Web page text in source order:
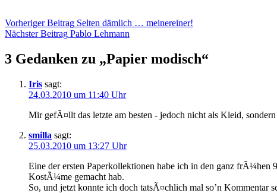
Beitragsnavigation
Vorheriger Beitrag Selten dämlich … meinereiner!
Nächster Beitrag Pablo Lehmann
3 Gedanken zu „Papier modisch“
Iris sagt:
24.03.2010 um 11:40 Uhr
Mir gefÃ¤llt das letzte am besten - jedoch nicht als Kleid,
smilla sagt:
25.03.2010 um 13:27 Uhr
Eine der ersten Paperkollektionen habe ich in den ganz
KostÃ¼me gemacht hab.
So, und jetzt konnte ich doch tatsÃ¤chlich mal so’n